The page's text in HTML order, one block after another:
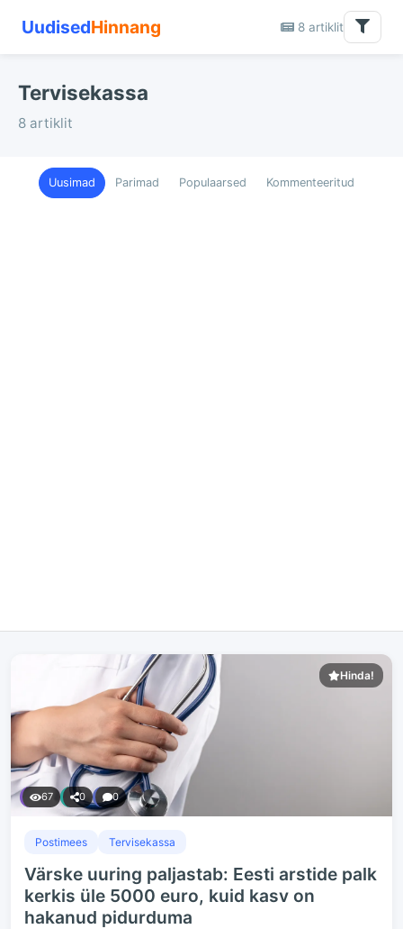
UudisedHinnang 8 artiklit
Tervisekassa
8 artiklit
Uusimad Parimad Populaarsed Kommenteeritud
Hinda!
67 0 0
Postimees Tervisekassa
Värske uuring paljastab: Eesti arstide palk
kerkis üle 5000 euro, kuid kasv on
hakanud pidurduma